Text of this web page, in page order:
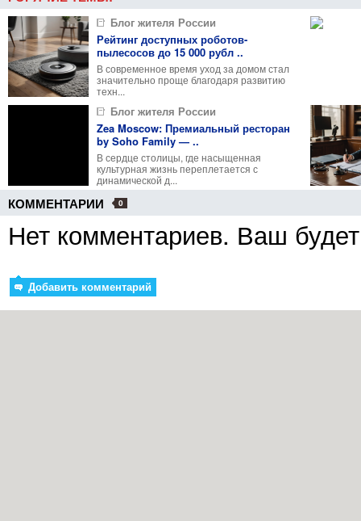
Блог жителя России
Рейтинг доступных роботов-
пылесосов до 15 000 рубл ..
В современное время уход за домом стал
значительно проще благодаря развитию
техн...
Блог жителя России
Zea Moscow: Премиальный ресторан
by Soho Family — ..
В сердце столицы, где насыщенная
культурная жизнь переплетается с
динамической д...
0
КОММЕНТАРИИ
Нет комментариев. Ваш
Добавить комментарий